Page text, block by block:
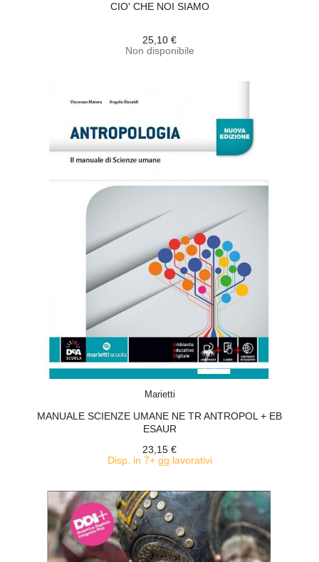
CIO' CHE NOI SIAMO
25,10 €
Non disponibile
Marietti
MANUALE SCIENZE UMANE NE TR ANTROPOL + EB
ESAUR
23,15 €
Disp. in 7+ gg lavorativi